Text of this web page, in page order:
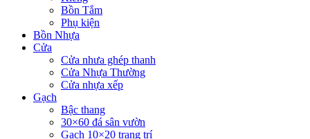
Bồn Tắm
Phụ kiện
Bồn Nhựa
Cửa
Cửa nhưa ghép thanh
Cửa Nhựa Thường
Cửa nhựa xếp
Gạch
Bậc thang
30×60 đá sân vườn
Gạch 10×20 trang trí